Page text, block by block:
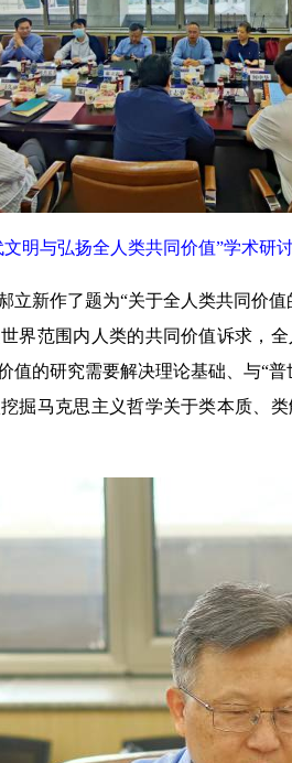
明与弘扬全人类共同价值”学术研
新作了题为“关于全人类共同价值
界范围内人类的共同价值诉求，
值的研究需要解决理论基础、与“
掘马克思主义哲学关于类本质、